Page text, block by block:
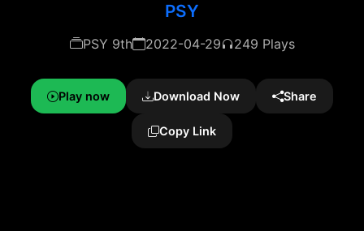
PSY
PSY 9th 2022-04-29 249 Plays
Play now Download Now Share
Copy Link